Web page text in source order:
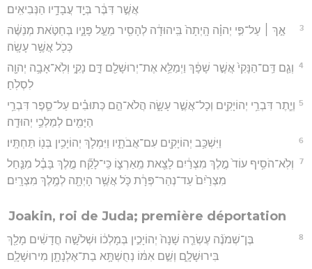
אֲשֶׁ֣ר דִּבֶּ֔ר בְּיַ֖ד עֲבָדָ֥יו הַנְּבִיאִֽים׃
3
אַ֣ךְ ׀ עַל־פִּ֣י יְהוָ֗ה הָֽיְתָה֙ בִּֽיהוּדָ֔ה לְהָסִ֖יר מֵעַ֣ל פָּנָ֑יו בְּחַטֹּ֣את מְנַשֶּׁ֔ה
כְּכֹ֖ל אֲשֶׁ֥ר עָשָֽׂה׃
4
וְגַ֤ם דַּֽם־הַנָּקִי֙ אֲשֶׁ֣ר שָׁפָ֔ךְ וַיְמַלֵּ֥א אֶת־יְרוּשָׁלִַ֖ם דָּ֣ם נָקִ֑י וְלֹֽא־אָבָ֥ה יְהוָ֖ה
לִסְלֹֽחַ׃
5 וְיֶ֛תֶר דִּבְרֵ֥י יְהוֹיָקִ֖ים וְכָל־אֲשֶׁ֣ר עָשָׂ֑ה הֲלֹא־הֵ֣ם כְּתוּבִ֗ים עַל־סֵ֛פֶר דִּבְרֵ֥י
הַיָּמִ֖ים לְמַלְכֵ֥י יְהוּדָֽה׃
6 וַיִּשְׁכַּ֥ב יְהוֹיָקִ֖ים עִם־אֲבֹתָ֑יו וַיִּמְלֹ֛ךְ יְהוֹיָכִ֥ין בְּנ֖וֹ תַּחְתָּֽיו׃
7
וְלֹֽא־הֹסִ֥יף עוֹד֙ מֶ֣לֶךְ מִצְרַ֔יִם לָצֵ֖את מֵֽאַרְצ֑וֹ כִּֽי־לָקַ֞ח מֶ֣לֶךְ בָּבֶ֗ל מִנַּ֤חַל
מִצְרַ֙יִם֙ עַד־נְהַר־פְּרָ֔ת כֹּ֛ל אֲשֶׁ֥ר הָיְתָ֖ה לְמֶ֥לֶךְ מִצְרָֽיִם׃
Joakin, roi de Juda; première déportation
8
בֶּן־שְׁמֹנֶ֨ה עֶשְׂרֵ֤ה שָׁנָה֙ יְהוֹיָכִ֣ין בְּמָלְכ֔וֹ וּשְׁלֹשָׁ֣ה חֳדָשִׁ֔ים מָלַ֖ךְ
בִּירוּשָׁלִָ֑ם וְשֵׁ֣ם אִמּ֔וֹ נְחֻשְׁתָּ֥א בַת־אֶלְנָתָ֖ן מִירוּשָׁלִָֽם׃